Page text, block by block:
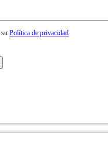
Política de privacidad